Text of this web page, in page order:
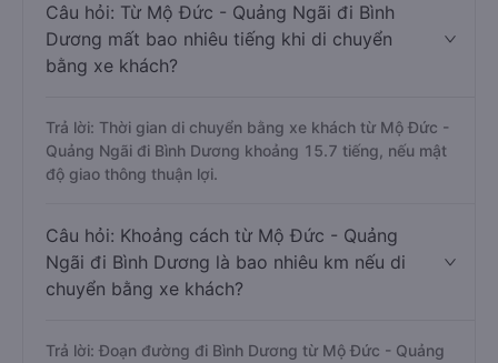
Câu hỏi: Từ Mộ Đức - Quảng Ngãi đi Bình
Dương mất bao nhiêu tiếng khi di chuyển
bằng xe khách?
Trả lời: Thời gian di chuyển bằng xe khách từ Mộ Đức -
Quảng Ngãi đi Bình Dương khoảng 15.7 tiếng, nếu mật
độ giao thông thuận lợi.
Câu hỏi: Khoảng cách từ Mộ Đức - Quảng
Ngãi đi Bình Dương là bao nhiêu km nếu di
chuyển bằng xe khách?
Trả lời: Đoạn đường đi Bình Dương từ Mộ Đức - Quảng